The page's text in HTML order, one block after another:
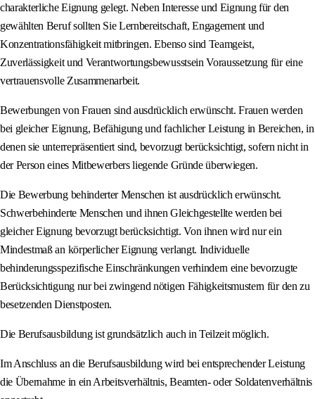
charakterliche Eignung gelegt. Neben Interesse und Eignung für den
gewählten Beruf sollten Sie Lernbereitschaft, Engagement und
Konzentrationsfähigkeit mitbringen. Ebenso sind Teamgeist,
Zuverlässigkeit und Verantwortungsbewusstsein Voraussetzung für eine
vertrauensvolle Zusammenarbeit.
Bewerbungen von Frauen sind ausdrücklich erwünscht. Frauen werden
bei gleicher Eignung, Befähigung und fachlicher Leistung in Bereichen, in
denen sie unterrepräsentiert sind, bevorzugt berücksichtigt, sofern nicht in
der Person eines Mitbewerbers liegende Gründe überwiegen.
Die Bewerbung behinderter Menschen ist ausdrücklich erwünscht.
Schwerbehinderte Menschen und ihnen Gleichgestellte werden bei
gleicher Eignung bevorzugt berücksichtigt. Von ihnen wird nur ein
Mindestmaß an körperlicher Eignung verlangt. Individuelle
behinderungsspezifische Einschränkungen verhindern eine bevorzugte
Berücksichtigung nur bei zwingend nötigen Fähigkeitsmustern für den zu
besetzenden Dienstposten.
Die Berufsausbildung ist grundsätzlich auch in Teilzeit möglich.
Im Anschluss an die Berufsausbildung wird bei entsprechender Leistung
die Übernahme in ein Arbeitsverhältnis, Beamten- oder Soldatenverhältnis